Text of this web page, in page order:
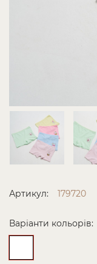
Артикул: 179720
Варіанти кольорів: